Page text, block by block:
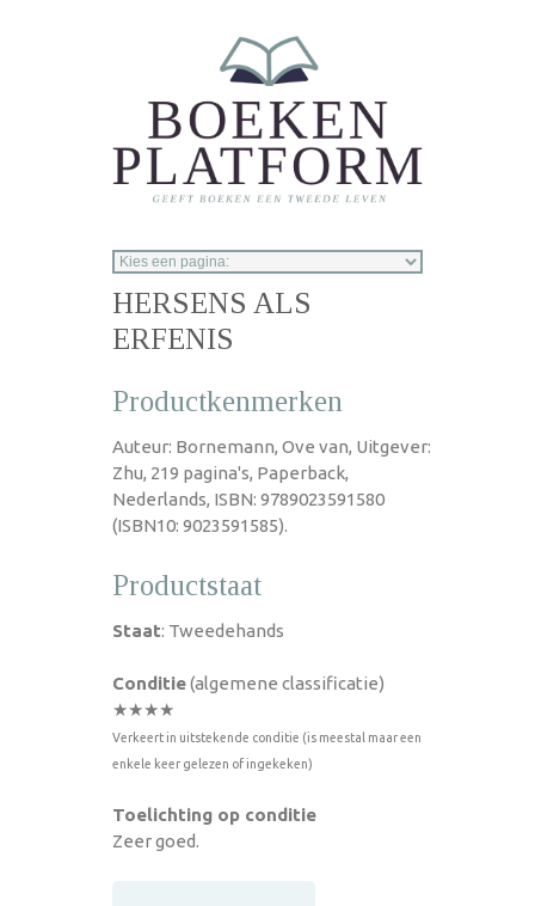
HERSENS ALS
ERFENIS
Productkenmerken
Auteur: Bornemann, Ove van, Uitgever:
Zhu, 219 pagina's, Paperback,
Nederlands, ISBN: 9789023591580
(ISBN10: 9023591585).
Productstaat
Staat: Tweedehands
Conditie(algemene classificatie)
★★★★
Verkeert in uitstekende conditie (is meestal maar een
enkele keer gelezen of ingekeken)
Toelichting op conditie
Zeer goed.